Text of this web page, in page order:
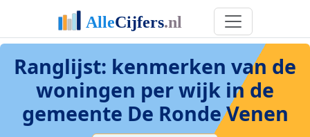
Ranglijst: kenmerken van de
woningen per wijk in de
gemeente De Ronde Venen